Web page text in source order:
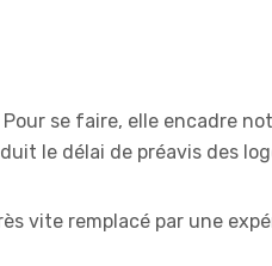
se faire, elle encadre
le délai de préavis des
vite remplacé par une